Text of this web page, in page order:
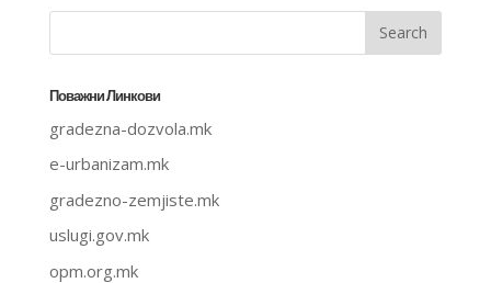
Поважни Линкови
gradezna-dozvola.mk
e-urbanizam.mk
gradezno-zemjiste.mk
uslugi.gov.mk
opm.org.mk